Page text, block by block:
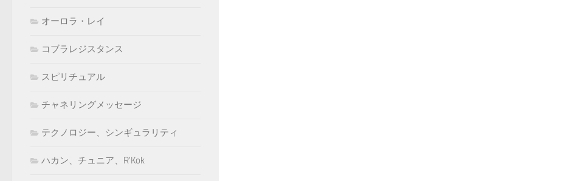
オーロラ・レイ
コブラレジスタンス
スピリチュアル
チャネリングメッセージ
テクノロジー、シンギュラリティ
ハカン、チュニア、R'Kok